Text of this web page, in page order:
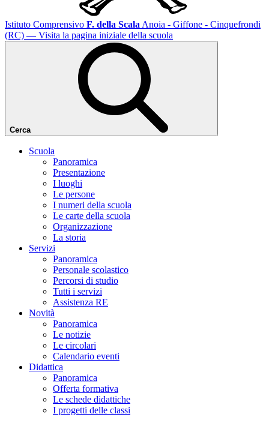
Istituto Comprensivo F. della Scala Anoia - Giffone - Cinquefrondi
(RC) — Visita la pagina iniziale della scuola
Cerca
Scuola
Panoramica
Presentazione
I luoghi
Le persone
I numeri della scuola
Le carte della scuola
Organizzazione
La storia
Servizi
Panoramica
Personale scolastico
Percorsi di studio
Tutti i servizi
Assistenza RE
Novità
Panoramica
Le notizie
Le circolari
Calendario eventi
Didattica
Panoramica
Offerta formativa
Le schede didattiche
I progetti delle classi